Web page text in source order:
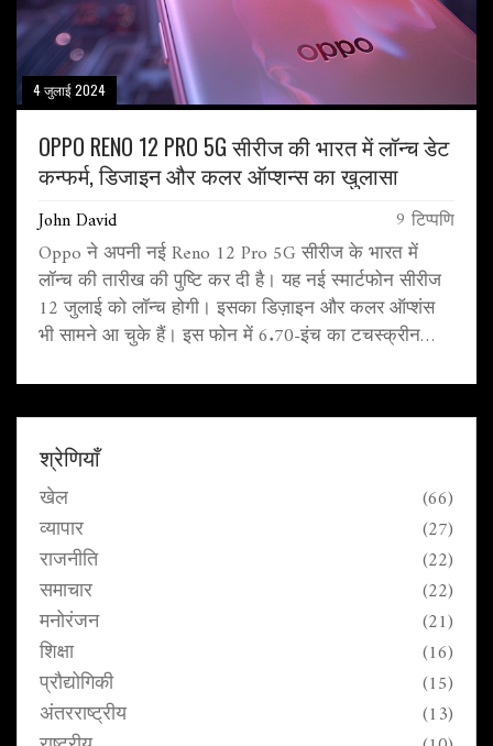
4 जुलाई 2024
OPPO RENO 12 PRO 5G सीरीज की भारत में लॉन्च डेट
कन्फर्म, डिजाइन और कलर ऑप्शन्स का खुलासा
John David 9 टिप्पणि
Oppo ने अपनी नई Reno 12 Pro 5G सीरीज के भारत में
लॉन्च की तारीख की पुष्टि कर दी है। यह नई स्मार्टफोन सीरीज
12 जुलाई को लॉन्च होगी। इसका डिज़ाइन और कलर ऑप्शंस
भी सामने आ चुके हैं। इस फोन में 6.70-इंच का टचस्क्रीन
सुरक्षा होगी। यह MediaTek Dimensity 9200+ Star Speed
Edition प्रोसेसर से लैस होगा।
श्रेणियाँ
खेल (66)
व्यापार (27)
राजनीति (22)
समाचार (22)
मनोरंजन (21)
शिक्षा (16)
प्रौद्योगिकी (15)
अंतरराष्ट्रीय (13)